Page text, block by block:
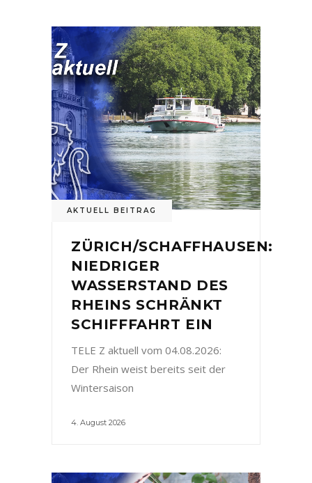
AKTUELL BEITRAG
ZÜRICH/SCHAFFHAUSEN:
NIEDRIGER
WASSERSTAND DES
RHEINS SCHRÄNKT
SCHIFFFAHRT EIN
TELE Z aktuell vom 04.08.2026:
Der Rhein weist bereits seit der
Wintersaison
4. August 2026